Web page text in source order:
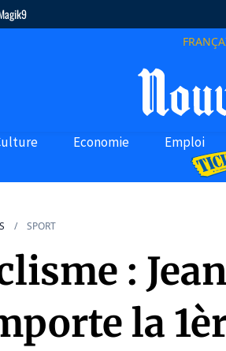
Economie Emploi
SPORT
:
la